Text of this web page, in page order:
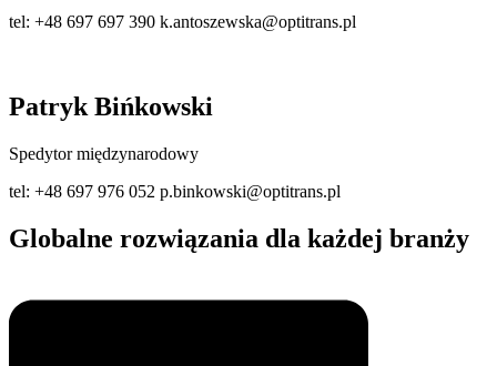
tel: +48 697 697 390 k.antoszewska@optitrans.pl
Patryk Bińkowski
Spedytor międzynarodowy
tel: +48 697 976 052 p.binkowski@optitrans.pl
Globalne rozwiązania dla każdej branży